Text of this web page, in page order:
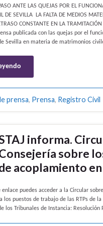
ANTE LAS QUEJAS POR EL
DE SEVILLA LA FALTA DE MEDIOS
CONSTANTE EN LA TRAMITACIÓN
publicada con las quejas por el
Sevilla en materia de matrimonios
prensa, Prensa, Registro Civil
informa.
sobre
acoplamiento en
enlace puedes acceder a la Circular
los puestos de trabajo de las RTPs de la
los Tribunales de Instancia: Resolución